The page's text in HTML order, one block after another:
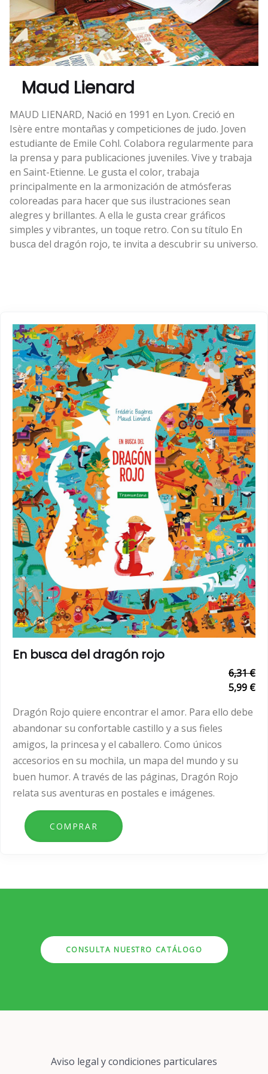
Maud Lienard
MAUD LIENARD, Nació en 1991 en Lyon. Creció en
Isère entre montañas y competiciones de judo. Joven
estudiante de Emile Cohl. Colabora regularmente para
la prensa y para publicaciones juveniles. Vive y trabaja
en Saint-Etienne. Le gusta el color, trabaja
principalmente en la armonización de atmósferas
coloreadas para hacer que sus ilustraciones sean
alegres y brillantes. A ella le gusta crear gráficos
simples y vibrantes, un toque retro. Con su título En
busca del dragón rojo, te invita a descubrir su universo.
En busca del dragón rojo
6,31 €
5,99 €
Dragón Rojo quiere encontrar el amor. Para ello debe
abandonar su confortable castillo y a sus fieles
amigos, la princesa y el caballero. Como únicos
accesorios en su mochila, un mapa del mundo y su
buen humor. A través de las páginas, Dragón Rojo
relata sus aventuras en postales e imágenes.
CONSULTA NUESTRO CATÁLOGO
Aviso legal y condiciones particulares